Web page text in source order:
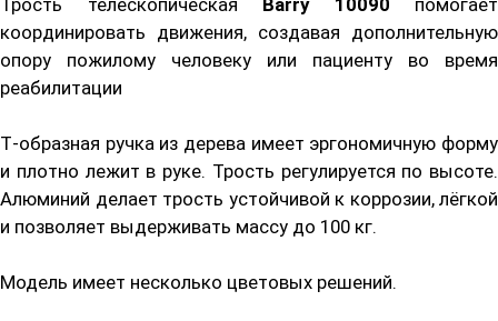
Трость телескопическая Barry 10090 помогает
координировать движения, создавая дополнительную
опору пожилому человеку или пациенту во время
реабилитации
Т‑образная ручка из дерева имеет эргономичную форму
и плотно лежит в руке. Трость регулируется по высоте.
Алюминий делает трость устойчивой к коррозии, лёгкой
и позволяет выдерживать массу до 100 кг.
Модель имеет несколько цветовых решений.